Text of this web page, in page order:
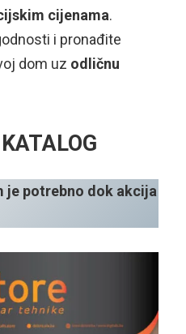
cijenama.
i pronađite
dom uz odličnu
je potrebno dok akcija